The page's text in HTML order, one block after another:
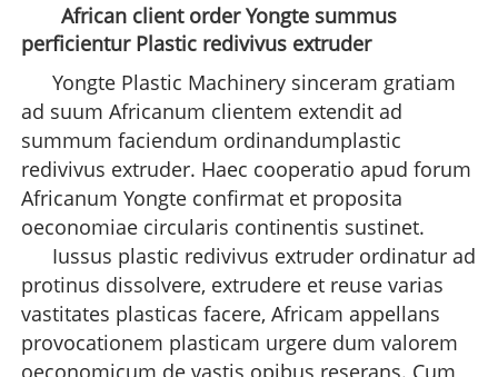
African client order Yongte summus
perficientur Plastic redivivus extruder
Yongte Plastic Machinery sinceram gratiam
ad suum Africanum clientem extendit ad
summum faciendum ordinandumplastic
redivivus extruder. Haec cooperatio apud forum
Africanum Yongte confirmat et proposita
oeconomiae circularis continentis sustinet.
Iussus plastic redivivus extruder ordinatur ad
protinus dissolvere, extrudere et reuse varias
vastitates plasticas facere, Africam appellans
provocationem plasticam urgere dum valorem
oeconomicum de vastis opibus reserans. Cum